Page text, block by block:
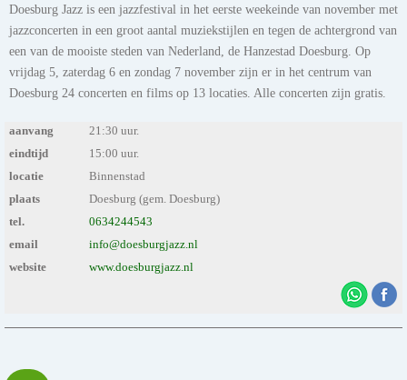
Doesburg Jazz is een jazzfestival in het eerste weekeinde van november met
jazzconcerten in een groot aantal muziekstijlen en tegen de achtergrond van
een van de mooiste steden van Nederland, de Hanzestad Doesburg. Op
vrijdag 5, zaterdag 6 en zondag 7 november zijn er in het centrum van
Doesburg 24 concerten en films op 13 locaties. Alle concerten zijn gratis.
aanvang
21:30 uur.
eindtijd
15:00 uur.
locatie
Binnenstad
plaats
Doesburg (gem. Doesburg)
tel.
0634244543
email
info@doesburgjazz.nl
website
www.doesburgjazz.nl